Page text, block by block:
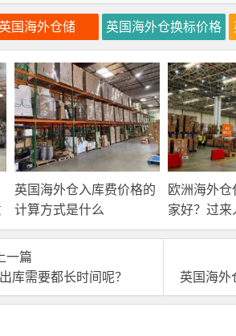
英国海外仓储 英国海外仓换标价格
英国海外仓入库费价格的
计算方式是什么
欧洲海外
家好？过来
一篇
库需要都长时间呢？
英国海外仓